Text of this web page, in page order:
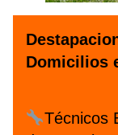
Domicilios
Técnicos